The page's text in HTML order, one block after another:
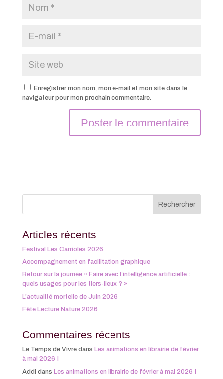
Enregistrer mon nom, mon e-mail et mon site dans le
navigateur pour mon prochain commentaire.
Articles récents
Festival Les Carrioles 2026
Accompagnement en facilitation graphique
Retour sur la journée « Faire avec l’intelligence artificielle :
quels usages pour les tiers-lieux ? »
L’actualité mortelle de Juin 2026
Fête Lecture Nature 2026
Commentaires récents
Le Temps de Vivredans Les animations en librairie de février
à mai 2026 !
Addi dans Les animations en librairie de février à mai 2026 !